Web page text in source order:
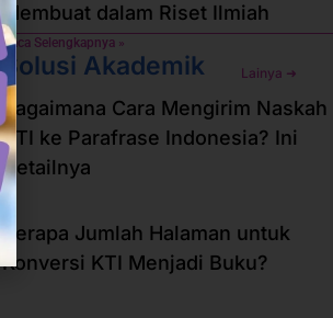
Membuat dalam Riset Ilmiah
Baca Selengkapnya »
Solusi Akademik Lainya ➜
Bagaimana Cara Mengirim Naskah
KTI ke Parafrase Indonesia? Ini
Detailnya
Berapa Jumlah Halaman untuk
Konversi KTI Menjadi Buku?